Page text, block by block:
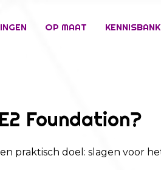
OP MAAT KENNISBANK
Foundation?
praktisch doel: slagen voor